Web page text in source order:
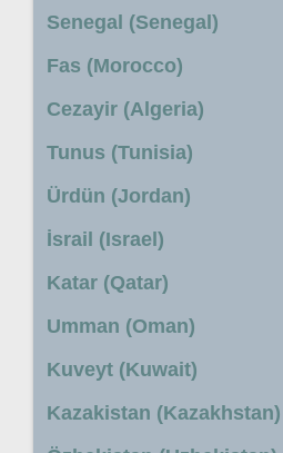
Senegal (Senegal)
Fas (Morocco)
Cezayir (Algeria)
Tunus (Tunisia)
Ürdün (Jordan)
İsrail (Israel)
Katar (Qatar)
Umman (Oman)
Kuveyt (Kuwait)
Kazakistan (Kazakhstan)